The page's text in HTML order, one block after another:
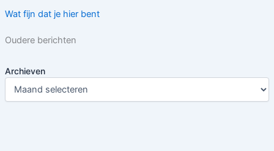
Wat fijn dat je hier bent
Oudere berichten
Archieven